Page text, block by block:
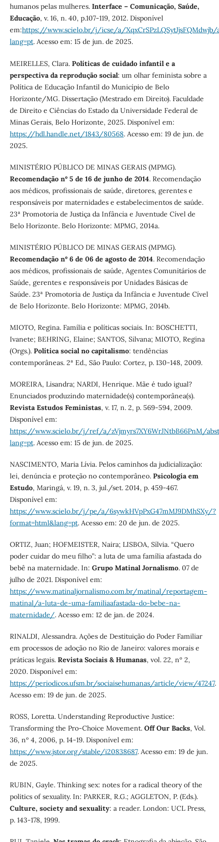
humanos pelas mulheres. Interface – Comunicação, Saúde,
Educação, v. 16, n. 40, p.107-119, 2012. Disponível
em:https://www.scielo.br/j/icse/a/
lang=pt. Acesso em: 15 de jun. de 2025.
MEIRELLES, Clara. Políticas de cuidado infantil e a
perspectiva da reprodução social: um olhar feminista sobre a
Política de Educação Infantil do Município de Belo
Horizonte/MG. Dissertação (Mestrado em Direito). Faculdade
de Direito e Ciências do Estado da Universidade Federal de
Minas Gerais, Belo Horizonte, 2025. Disponível em:
https://hdl.handle.net/1843/80568. Acesso em: 19 de jun. de
2025.
MINISTÉRIO PÚBLICO DE MINAS GERAIS (MPMG).
Recomendação nº 5 de 16 de junho de 2014. Recomendação
aos médicos, profissionais de saúde, diretores, gerentes e
responsáveis por maternidades e estabelecimentos de saúde.
23ª Promotoria de Justiça da Infância e Juventude Cível de
Belo Horizonte. Belo Horizonte: MPMG, 2014a.
MINISTÉRIO PÚBLICO DE MINAS GERAIS (MPMG).
Recomendação nº 6 de 06 de agosto de 2014. Recomendação
aos médicos, profissionais de saúde, Agentes Comunitários de
Saúde, gerentes e responsáveis por Unidades Básicas de
Saúde. 23ª Promotoria de Justiça da Infância e Juventude Cível
de Belo Horizonte. Belo Horizonte: MPMG, 2014b.
MIOTO, Regina. Família e políticas sociais. In: BOSCHETTI,
Ivanete; BEHRING, Elaine; SANTOS, Silvana; MIOTO, Regina
(Orgs.). Política social no capitalismo: tendências
contemporâneas. 2ª Ed., São Paulo: Cortez, p. 130-148, 2009.
MOREIRA, Lisandra; NARDI, Henrique. Mãe é tudo igual?
Enunciados produzindo maternidade(s) contemporânea(s).
Revista Estudos Feministas, v. 17, n. 2, p. 569-594, 2009.
Disponível em:
https://www.scielo.br/j/ref/a/zVjmyrs7XY6WrJNtbB66PnM/
lang=pt. Acesso em: 15 de jun. de 2025.
NASCIMENTO, Maria Lívia. Pelos caminhos da judicialização:
lei, denúncia e proteção no contemporâneo. Psicologia em
Estudo, Maringá, v. 19, n. 3, jul./set. 2014, p. 459-467.
Disponível em:
https://www.scielo.br/j/pe/a/6sywkHVpPxG47mMJ9DMhSXy/?
format=html&lang=pt. Acesso em: 20 de jun. de 2025.
ORTIZ, Juan; HOFMEISTER, Naira; LISBOA, Sílvia. “Quero
poder cuidar do meu filho”: a luta de uma família afastada do
bebê na maternidade. In: Grupo Matinal Jornalismo. 07 de
julho de 2021. Disponível em:
https://www.matinaljornalismo.com.br/matinal/reportagem-
matinal/a-luta-de-uma-familiaafastada-do-bebe-na-
maternidade/. Acesso em: 12 de jan. de 2024.
RINALDI, Alessandra. Ações de Destituição do Poder Familiar
em processos de adoção no Rio de Janeiro: valores morais e
práticas legais. Revista Sociais & Humanas, vol. 22, nº 2,
2020. Disponível em:
https://periodicos.ufsm.br/sociaisehumanas/article/view/47247.
Acesso em: 19 de jun. de 2025.
ROSS, Loretta. Understanding Reproductive Justice:
Transforming the Pro-Choice Movement. Off Our Backs, Vol.
36, nº 4, 2006, p. 14-19. Disponível em:
https://www.jstor.org/stable/i20838687. Acesso em: 19 de jun.
de 2025.
RUBIN, Gayle. Thinking sex: notes for a radical theory of the
politics of sexuality. In: PARKER, R.G.; AGGLETON, P. (Eds.).
Culture, society and sexuality: a reader. London: UCL Press,
p. 143-178, 1999.